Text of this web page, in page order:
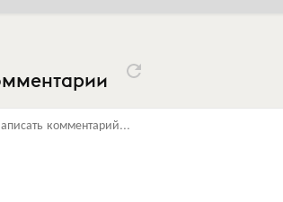
комментарий...